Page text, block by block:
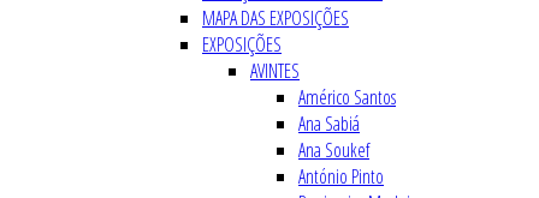
MAPA DAS EXPOSIÇÕES
EXPOSIÇÕES
AVINTES
Américo Santos
Ana Sabiá
Ana Soukef
António Pinto